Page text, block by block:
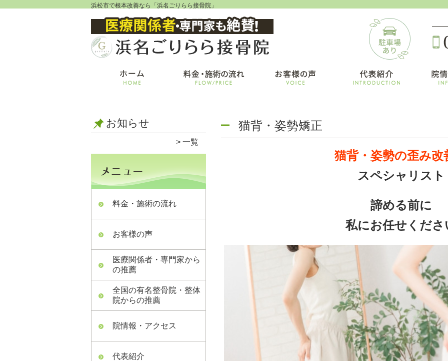
浜松市で根本改善なら「浜名ごりらら接骨院」
お知らせ
一覧
料金・施術の流れ
お客様の声
医療関係者・専門家から
の推薦
全国の有名整骨院・整体
院からの推薦
院情報・アクセス
代表紹介
猫背・姿勢矯正
猫背・姿勢の歪み改
スペシャリスト
諦める前に
私にお任せくださ